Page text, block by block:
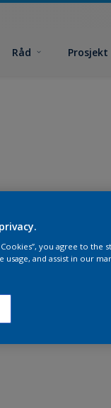
Råd Prosjekt
Cookies”, you agree to
usage, and assist in our